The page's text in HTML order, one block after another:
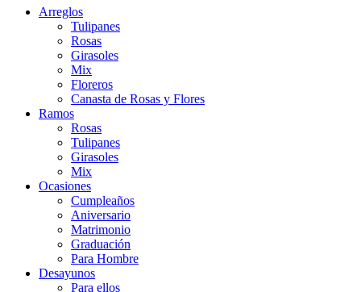
Arreglos
Tulipanes
Rosas
Girasoles
Mix
Floreros
Canasta de Rosas y Flores
Ramos
Rosas
Tulipanes
Girasoles
Mix
Ocasiones
Cumpleaños
Aniversario
Matrimonio
Graduación
Para Hombre
Desayunos
Para ellos